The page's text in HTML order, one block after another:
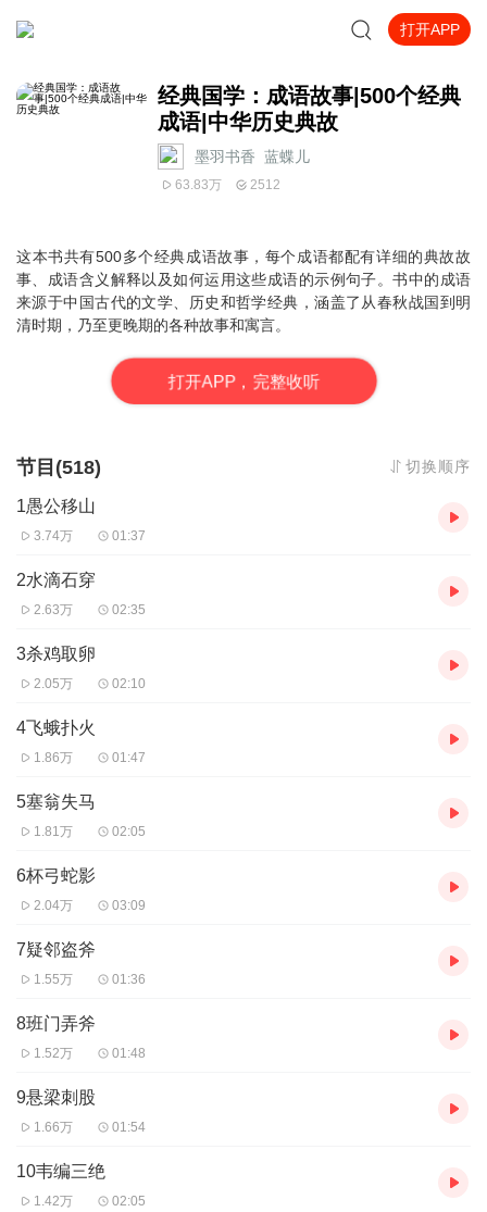
打开APP
经典国学：成语故事|500个经典
成语|中华历史典故
墨羽书香_蓝蝶儿
63.83万 2512
这本书共有500多个经典成语故事 ，每个成语都配有详细的典故故
事、成语含义解释以及如何运用这些成语的示例句子。书中的成语
来源于中国古代的文学、历史和哲学经典，涵盖了从春秋战国到明
清时期，乃至更晚期的各种故事和寓言。
打开APP，完整收听
节目(518) 切换顺序
1愚公移山
3.74万 01:37
2水滴石穿
2.63万 02:35
3杀鸡取卵
2.05万 02:10
4飞蛾扑火
1.86万 01:47
5塞翁失马
1.81万 02:05
6杯弓蛇影
2.04万 03:09
7疑邻盗斧
1.55万 01:36
8班门弄斧
1.52万 01:48
9悬梁刺股
1.66万 01:54
10韦编三绝
1.42万 02:05